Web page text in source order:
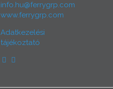
info.hu@ferrygrp.com
www.ferrygrp.com
Adatkezelési
tájékoztató